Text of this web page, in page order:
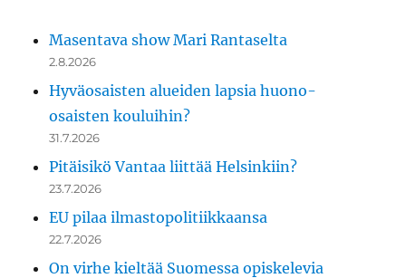
Masentava show Mari Rantaselta
2.8.2026
Hyväosaisten alueiden lapsia huono-
osaisten kouluihin?
31.7.2026
Pitäisikö Vantaa liittää Helsinkiin?
23.7.2026
EU pilaa ilmastopolitiikkaansa
22.7.2026
On virhe kieltää Suomessa opiskelevia